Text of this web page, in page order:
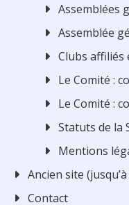
Assemblées
Assemblée
Clubs affiliés
Le Comité :
Le Comité :
Statuts de la
Mentions
Ancien site
Contact